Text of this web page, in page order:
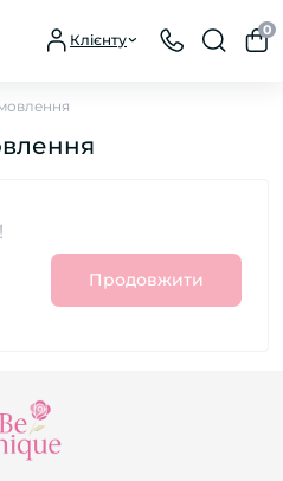
Клієнту
0
Продовжити